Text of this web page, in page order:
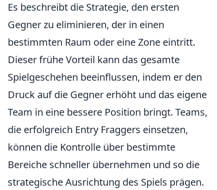
Es beschreibt die Strategie, den ersten
Gegner zu eliminieren, der in einen
bestimmten Raum oder eine Zone eintritt.
Dieser frühe Vorteil kann das gesamte
Spielgeschehen beeinflussen, indem er den
Druck auf die Gegner erhöht und das eigene
Team in eine bessere Position bringt. Teams,
die erfolgreich Entry Fraggers einsetzen,
können die Kontrolle über bestimmte
Bereiche schneller übernehmen und so die
strategische Ausrichtung des Spiels prägen.